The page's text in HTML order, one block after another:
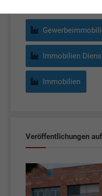
Immobilien
Immobilien
Veröffentlichungen